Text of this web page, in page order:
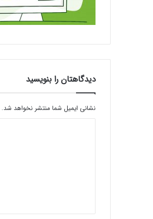
دیدگاهتان را بنویسید
نشانی ایمیل شما منتشر نخواهد شد.